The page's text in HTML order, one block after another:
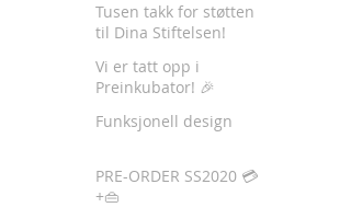
Tusen takk for støtten
til Dina Stiftelsen!
Vi er tatt opp i
Preinkubator! 🎉
Funksjonell design
PRE-ORDER SS2020 💳
+👜